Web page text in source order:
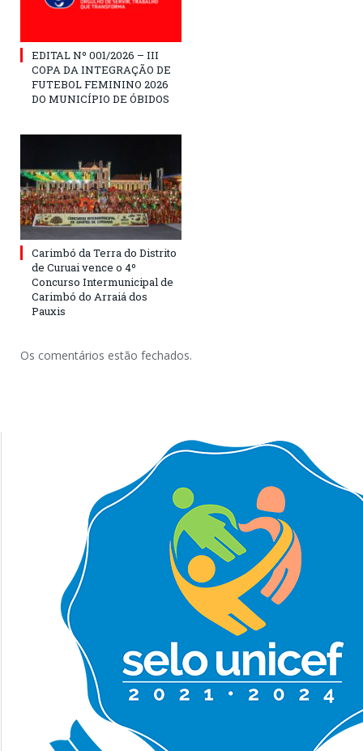
EDITAL Nº 001/2026 – III
COPA DA INTEGRAÇÃO DE
FUTEBOL FEMININO 2026
DO MUNICÍPIO DE ÓBIDOS
Carimbó da Terra do Distrito
de Curuai vence o 4º
Concurso Intermunicipal de
Carimbó do Arraiá dos
Pauxis
Os comentários estão fechados.